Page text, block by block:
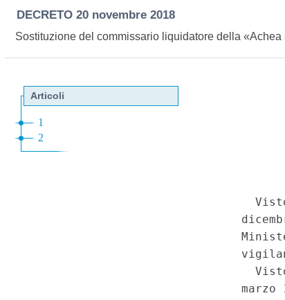
DECRETO 20 novembre 2018
Sostituzione del commissario liquidatore della